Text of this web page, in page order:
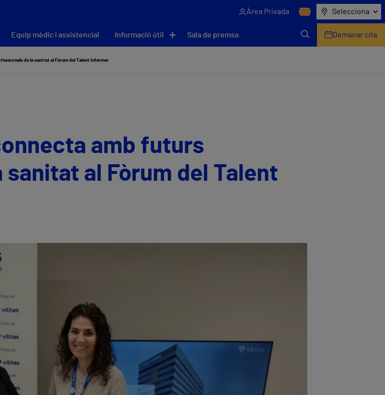
Àrea Privada Selecciona
Equip mèdic i assistencial Informació útil Sala de premsa Demanar cita
de la sanitat al Fòrum del Talent Infermer
amb futurs
al Fòrum del Talent